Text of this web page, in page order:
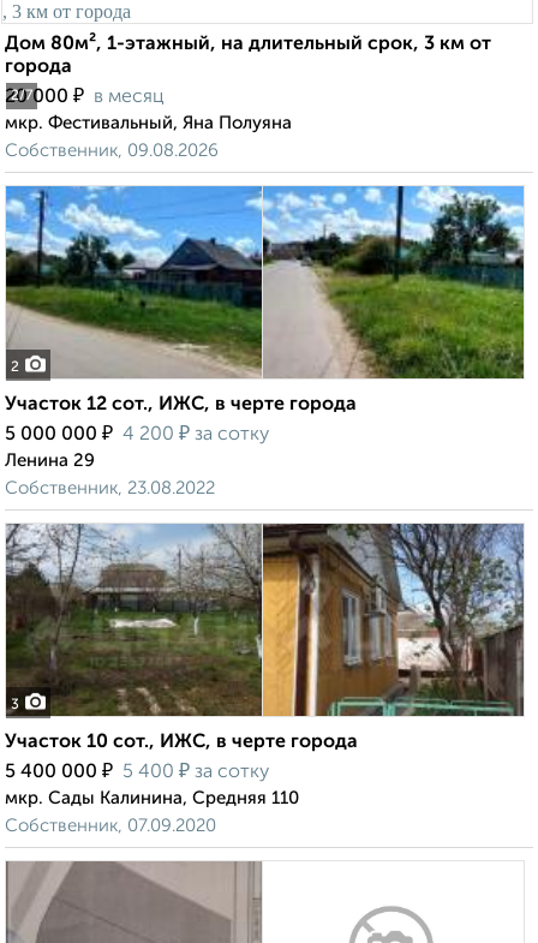
2/7
Дом 80м², 1-этажный, на длительный срок, 3 км от
города
20 000 ₽ в месяц
мкр. Фестивальный, Яна Полуяна
Собственник, 09.08.2026
2
Участок 12 сот., ИЖС, в черте города
5 000 000 ₽ 4 200 ₽ за сотку
Ленина 29
Собственник, 23.08.2022
3
Участок 10 сот., ИЖС, в черте города
5 400 000 ₽ 5 400 ₽ за сотку
мкр. Сады Калинина, Средняя 110
Собственник, 07.09.2020